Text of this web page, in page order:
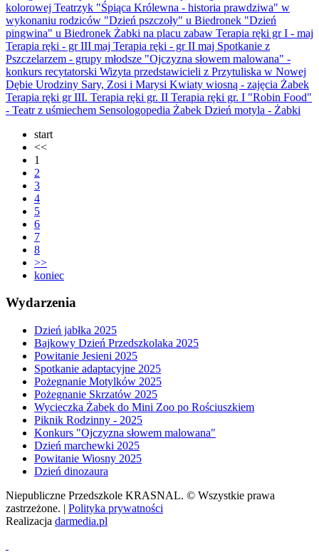
kolorowej Teatrzyk "Śpiąca Królewna - historia prawdziwa" w
wykonaniu rodziców "Dzień pszczoły" u Biedronek "Dzień
pingwina" u Biedronek Żabki na placu zabaw Terapia ręki gr I - maj
Terapia ręki - gr III maj Terapia ręki - gr II maj Spotkanie z
Pszczelarzem - grupy młodsze "Ojczyzna słowem malowana" -
konkurs recytatorski Wizyta przedstawicieli z Przytuliska w Nowej
Dębie Urodziny Sary, Zosi i Marysi Kwiaty wiosną - zajęcia Żabek
Terapia ręki gr III. Terapia ręki gr. II Terapia ręki gr. I "Robin Food"
- Teatr z uśmiechem Sensologopedia Żabek Dzień motyla - Żabki
start
<<
1
2
3
4
5
6
7
8
>>
koniec
Wydarzenia
Dzień jabłka 2025
Bajkowy Dzień Przedszkolaka 2025
Powitanie Jesieni 2025
Spotkanie adaptacyjne 2025
Pożegnanie Motylków 2025
Pożegnanie Skrzatów 2025
Wycieczka Żabek do Mini Zoo po Rościuszkiem
Piknik Rodzinny - 2025
Konkurs "Ojczyzna słowem malowana"
Dzień marchewki 2025
Powitanie Wiosny 2025
Dzień dinozaura
Niepubliczne Przedszkole KRASNAL. © Wszystkie prawa
zastrzeżone. | Polityka prywatności
Realizacja darmedia.pl